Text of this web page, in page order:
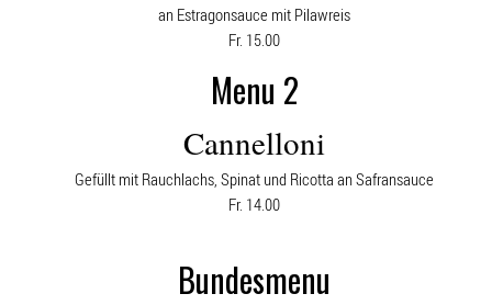
an Estragonsauce mit Pilawreis
Fr. 15.00
Menu 2
Cannelloni
Gefüllt mit Rauchlachs, Spinat und Ricotta an Safransauce
Fr. 14.00
Bundesmenu